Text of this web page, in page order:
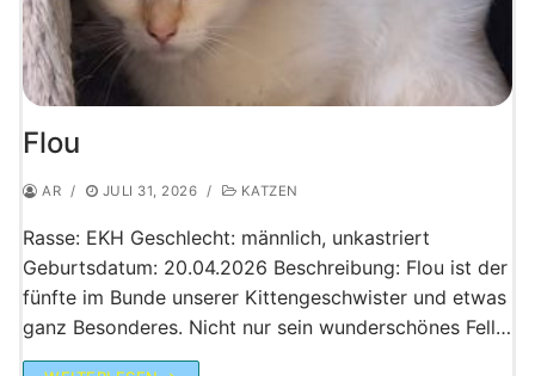
Flou
AR / JULI 31, 2026 / KATZEN
Rasse: EKH Geschlecht: männlich, unkastriert
Geburtsdatum: 20.04.2026 Beschreibung: Flou ist der
fünfte im Bunde unserer Kittengeschwister und etwas
ganz Besonderes. Nicht nur sein wunderschönes Fell…